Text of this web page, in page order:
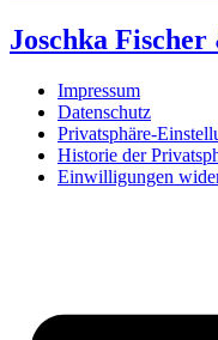
Joschka
Impressum
Datenschutz
Privatsphäre-
Historie der
Einwilligungen